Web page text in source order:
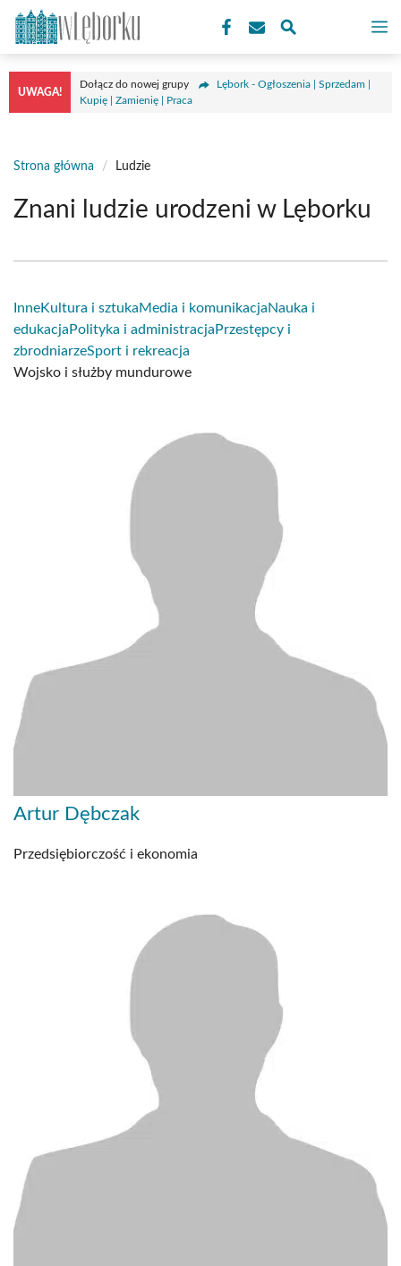
Przejdź
treści
UWAGA!
Dołącz do nowej grupy
Lębork - Ogłoszenia | Sprzedam |
Kupię | Zamienię | Praca
Strona główna / Ludzie
Znani ludzie urodzeni w Lęborku
InneKultura i sztukaMedia i komunikacjaNauka i
edukacja Polityka i administracja Przestępcy i
zbrodniarzeSport i rekreacja
Wojsko i służby mundurowe
Artur Dębczak
Przedsiębiorczość i ekonomia